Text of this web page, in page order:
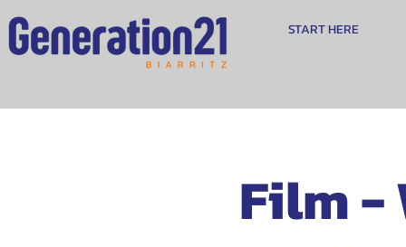
START HERE
Film -